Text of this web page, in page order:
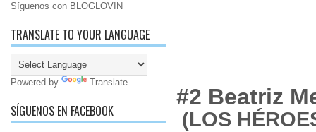
Síguenos con BLOGLOVIN
TRANSLATE TO YOUR LANGUAGE
Powered by Translate
SÍGUENOS EN FACEBOOK
#2 Beatriz
(LOS